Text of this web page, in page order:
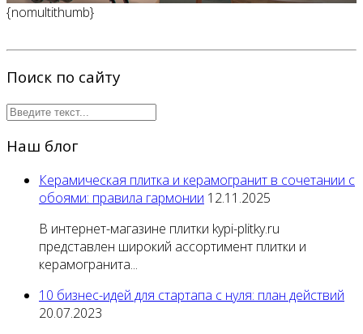
{nomultithumb}
Поиск по сайту
Наш блог
Керамическая плитка и керамогранит в сочетании с
обоями: правила гармонии 12.11.2025
В интернет-магазине плитки kypi-plitky.ru
представлен широкий ассортимент плитки и
керамогранита...
10 бизнес-идей для стартапа с нуля: план действий
20.07.2023